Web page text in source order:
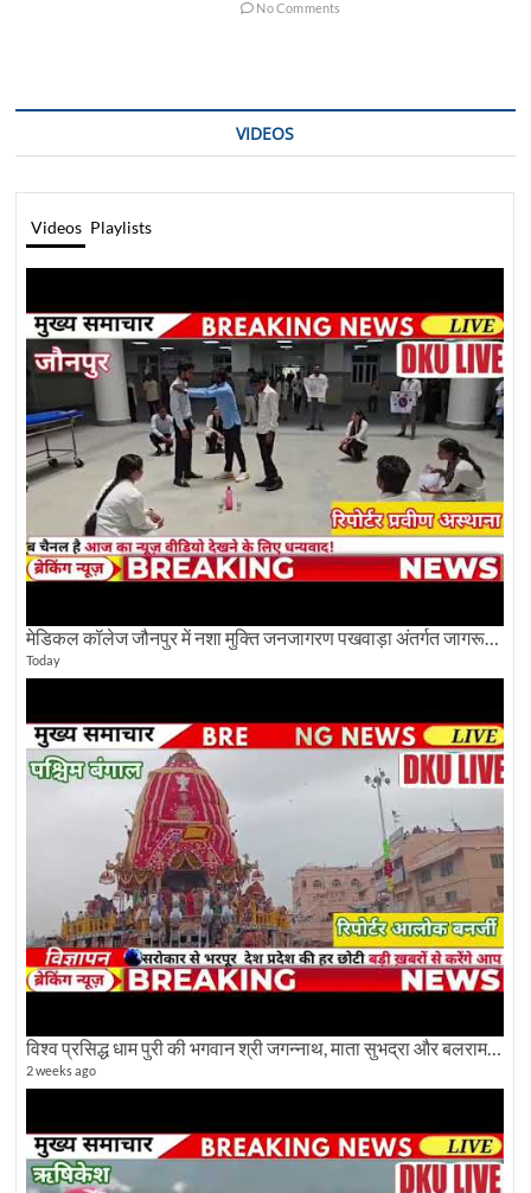
No Comments
VIDEOS
Videos Playlists
मेडिकल कॉलेज जौनपुर में नशा मुक्ति जनजागरण पखवाड़ा अंतर्गत जागरूकता कार्यक्रम आयोजित
Today
विश्व प्रसिद्ध धाम पुरी की भगवान श्री जगन्नाथ, माता सुभद्रा और बलराम जी की भव्य शोभा यात्रा देखिए
2 weeks ago